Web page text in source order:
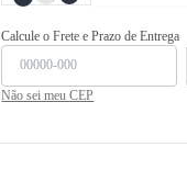
Calcule o Frete e Prazo de Entrega
Não sei meu CEP